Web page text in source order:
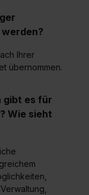
Ihrer
übernommen.
gibt es für
Wie sieht